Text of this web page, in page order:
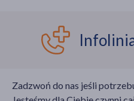
Zadzwoń do nas jeśli